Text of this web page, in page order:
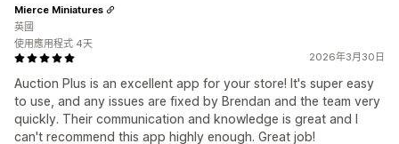
2026年3月30日
Auction Plus is an excellent app for your store! It's super easy
to use, and any issues are fixed by Brendan and the team very
quickly. Their communication and knowledge is great and I
can't recommend this app highly enough. Great job!
Mierce Miniatures
英國
使用應用程式 4天